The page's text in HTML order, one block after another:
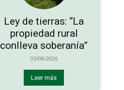
Ley de tierras: “La
propiedad rural
conlleva soberanía”
05/08/2026
Leer más